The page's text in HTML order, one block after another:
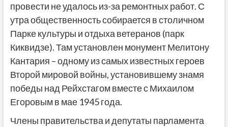
провести не удалось из-за ремонтных работ. С
утра общественность собирается в столичном
Парке культуры и отдыха ветеранов (парк
Киквидзе). Там установлен монумент Мелитону
Кантария – одному из самых известных героев
Второй мировой войны, установившему знамя
победы над Рейхстагом вместе с Михаилом
Егоровым в мае 1945 года.
Члены правительства и депутаты парламента